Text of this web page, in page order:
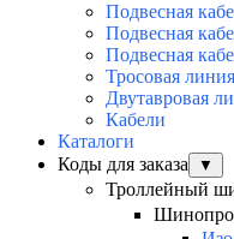
Подвесная
Подвесная
Подвесная
Тросовая линия
Двутавровая
Кабели
Каталоги
Коды для заказа
▼
Троллейный